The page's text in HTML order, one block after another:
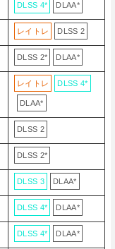
DLSS 4* DLAA*
レイトレ DLSS 2
DLSS 2* DLAA*
レイトレ DLSS 4*
DLAA*
DLSS 2
DLSS 2*
DLSS 3 DLAA*
DLSS 4* DLAA*
DLSS 4* DLAA*